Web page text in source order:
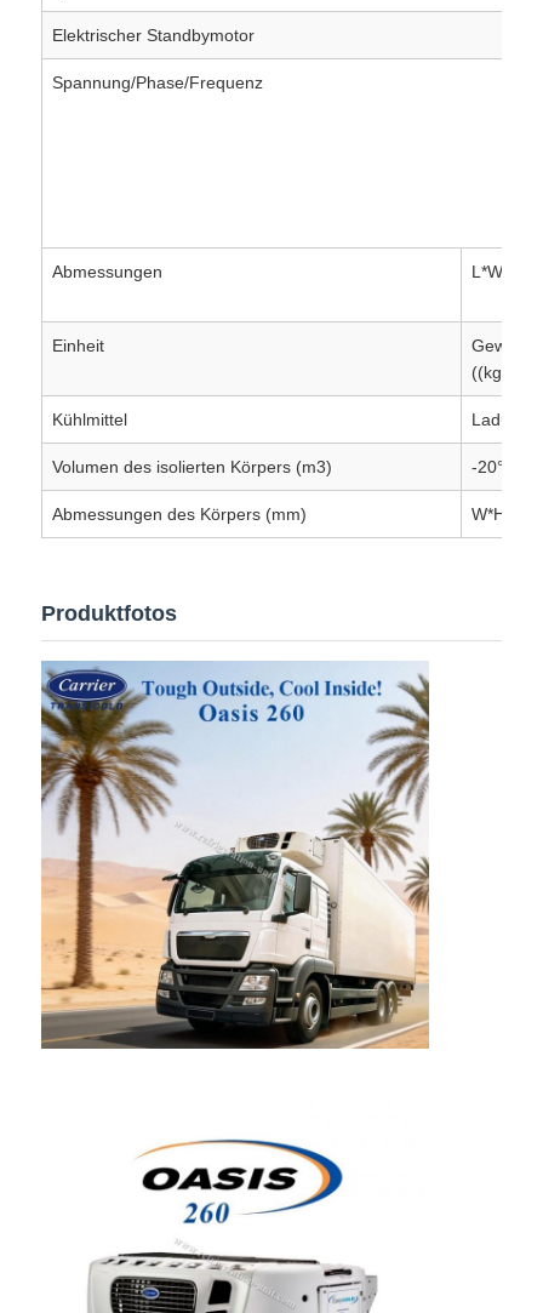
Elektrischer Standbymotor
Spannung/Phase/Frequenz
Abmessungen L*W*H
Einheit
Gewicht
((kg)
Kühlmittel Ladung
Volumen des isolierten Körpers (m3) -20°C/
Abmessungen des Körpers (mm) W*H
Produktfotos